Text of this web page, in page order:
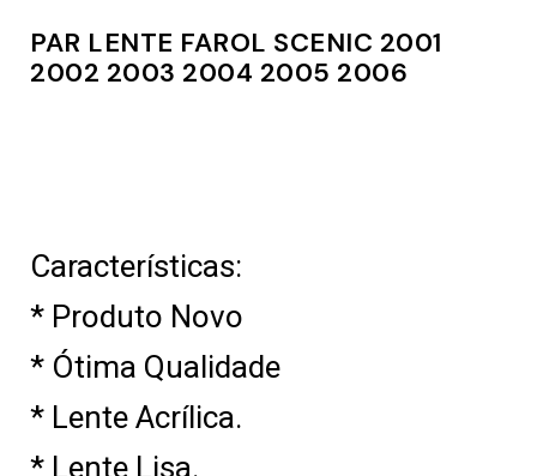
PAR LENTE FAROL SCENIC 2001
2002 2003 2004 2005 2006
Características:
* Produto Novo
* Ótima Qualidade
* Lente Acrílica.
* Lente Lisa.